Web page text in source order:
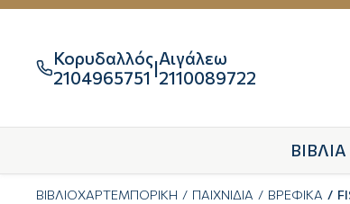
Κορυδαλλός
2104965751 |Αιγάλεω
2110089722
ΒΙΒΛΙΑ
ΒΙΒΛΙΟΧΑΡΤΕΜΠΟΡΙΚΗ ΠΑΙΧΝΙΔΙΑ ΒΡΕΦΙΚΑ